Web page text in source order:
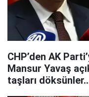
CHP’den AK
Mansur Yavaş
taşları